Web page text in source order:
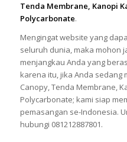
Tenda Membrane, Kanopi
Polycarbonate.
Mengingat website yang
seluruh dunia, maka mohon
menjangkau Anda yang
karena itu, jika Anda sedang
Canopy, Tenda Membrane,
Polycarbonate; kami siap
pemasangan se-Indonesia.
hubungi 081212887801.